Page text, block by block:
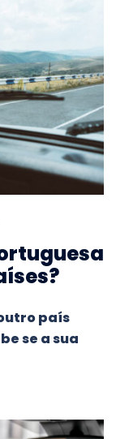
país
se a sua